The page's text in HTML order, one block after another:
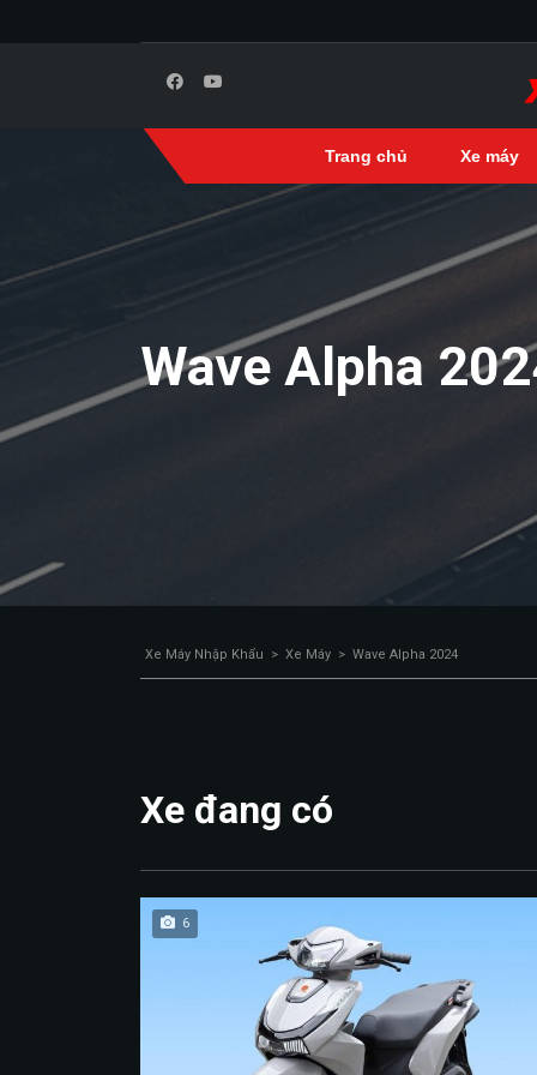
Trang chủ Xe máy
Wave Alpha
Xe Máy Nhập Khẩu > Xe Máy > Wave Alpha 2024
Xe đang có
6